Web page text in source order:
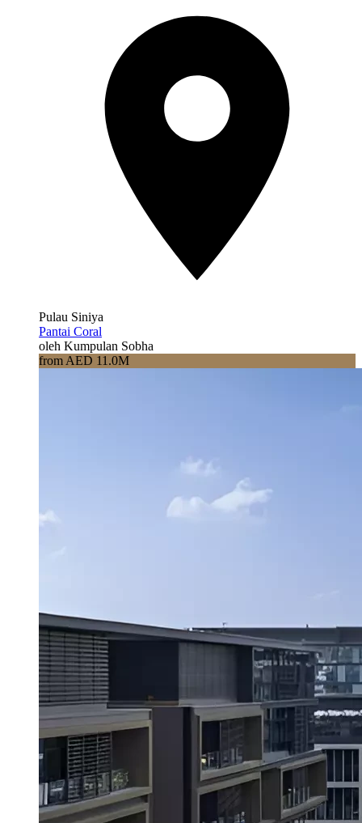
Pulau Siniya
Pantai Coral
oleh Kumpulan Sobha
from AED 11.0M